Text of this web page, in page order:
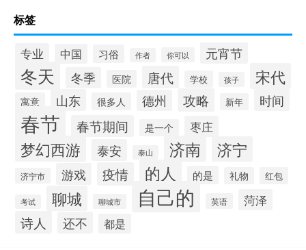
标签
专业 中国 习俗 作者 你可以 元宵节
冬天 冬季 医院 唐代 学校 孩子 宋代
寓意 山东 很多人 德州 攻略 新年 时间
春节 春节期间 是一个 枣庄
梦幻西游 泰安 泰山 济南 济宁
济宁市 游戏 疫情 的人 的是 礼物 红包
考试 聊城 聊城市 自己的 英语 菏泽
诗人 还不 都是